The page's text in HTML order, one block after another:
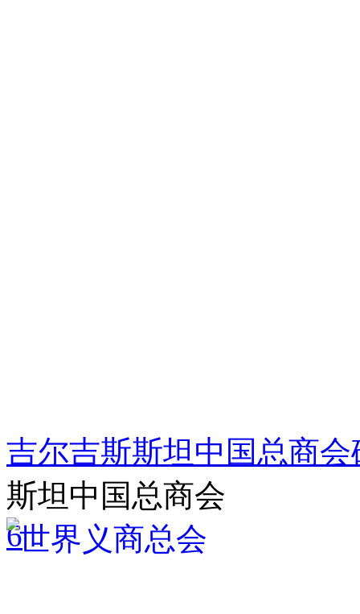
吉尔吉斯斯坦中国总商
斯坦中国总商会
6